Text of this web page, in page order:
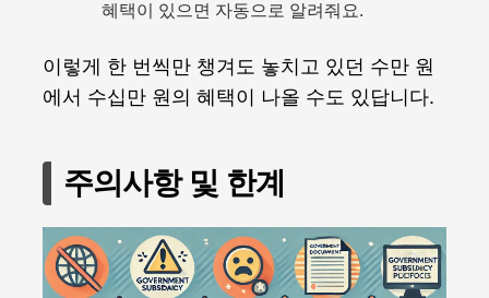
혜택이 있으면 자동으로 알려줘요.
이렇게 한 번씩만 챙겨도 놓치고 있던 수만 원
에서 수십만 원의 혜택이 나올 수도 있답니다.
주의사항 및 한계